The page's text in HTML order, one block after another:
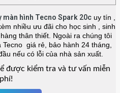
màn hình Tecno Spark 20c uy tín ,
nhiều ưu đãi cho học sinh , sinh
thân thiết. Ngoài ra chúng tôi
giá rẻ, bảo hành 24 tháng,
nếu có lỗi của nhà sản xuất.
được kiểm tra và tư vấn miễn
phí!